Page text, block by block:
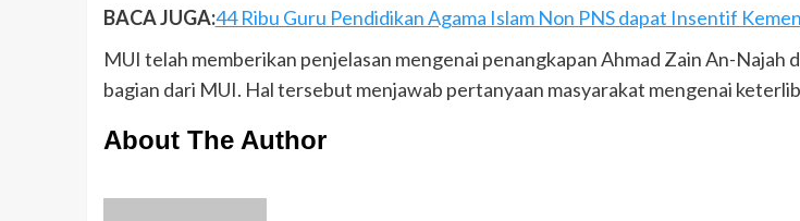
BACA JUGA:44 Ribu Guru Pendidikan Agama Islam Non PNS dapat Insentif
MUI telah memberikan penjelasan mengenai penangkapan Ahmad Zain An-
bagian dari MUI. Hal tersebut menjawab pertanyaan masyarakat mengenai
About The Author